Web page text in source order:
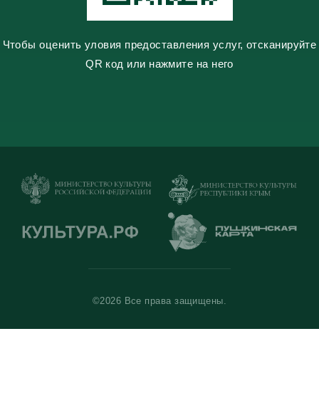
Чтобы оценить уловия предоставления услуг, отсканируйте
QR код или нажмите на него
©2026 Все права защищены.